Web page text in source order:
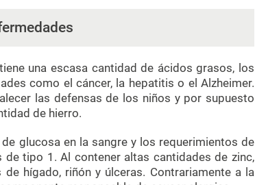
una escasa cantidad de ácidos grasos, los
como el cáncer, la hepatitis o el Alzheimer.
las defensas de los niños y por supuesto
de hierro.
glucosa en la sangre y los requerimientos de
de tipo 1. Al contener altas cantidades de zinc,
hígado, riñón y úlceras. Contrariamente a la